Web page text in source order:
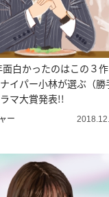
白かったのはこの３作
イパー小林が選ぶ（勝
マ大賞発表!!
ー